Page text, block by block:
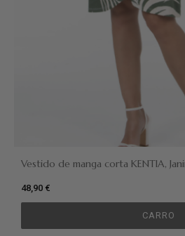
Vestido de manga corta KENTIA,
48,90 €
CARRO